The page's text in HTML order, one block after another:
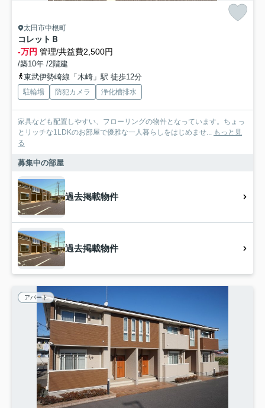
太田市中根町
コレットＢ
-万円 管理/共益費2,500円
/築10年 /2階建
東武伊勢崎線「木崎」駅 徒歩12分
駐輪場 防犯カメラ 浄化槽排水
家具なども配置しやすい、フローリングの物件となっています。ちょっ
とリッチな1LDKのお部屋で優雅な一人暮らしをはじめませ... もっと見
る
募集中の部屋
過去掲載物件
過去掲載物件
アパート